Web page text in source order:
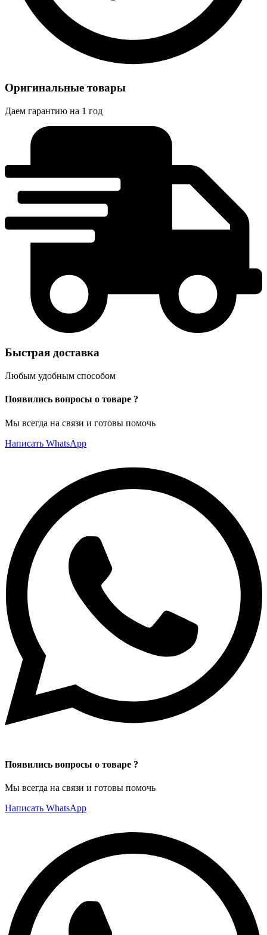
Оригинальные товары
Даем гарантию на 1 год
Быстрая доставка
Любым удобным способом
Появились вопросы о товаре ?
Мы всегда на связи и готовы помочь
Написать WhatsApp
Появились вопросы о товаре ?
Мы всегда на связи и готовы помочь
Написать WhatsApp